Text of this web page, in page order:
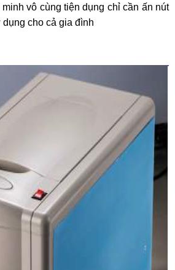
vô cùng tiện dụng chỉ cần ấn nút
dụng cho cả gia đình